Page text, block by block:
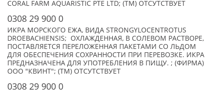
CORAL FARM AQUARISTIC PTE LTD; (TM) ОТСУТСТВУЕТ
0308 29 900 0
ИКРА МОРСКОГО ЕЖА, ВИДА STRONGYLOCENTROTUS
DROEBACHIENSIS; ОХЛАЖДЕННАЯ, В СОЛЕВОМ РАСТВОРЕ,
ПОСТАВЛЯЕТСЯ ПЕРЕЛОЖЕННАЯ ПАКЕТАМИ СО ЛЬДОМ
ДЛЯ ОБЕСПЕЧЕНИЯ СОХРАННОСТИ ПРИ ПЕРЕВОЗКЕ. ИКРА
ПРЕДНАЗНАЧЕНА ДЛЯ УПОТРЕБЛЕНИЯ В ПИЩУ. ; (ФИРМА)
ООО "КВИНТ"; (TM) ОТСУТСТВУЕТ
0308 29 900 0